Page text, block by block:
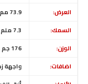
العرض:
73.9 مم
السمك:
الوزن:
176 جم / 177 جم (6.21 أونصة)
اضافات:
واجهة